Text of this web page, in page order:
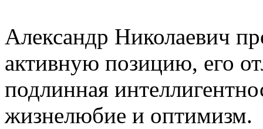
Александр Николаевич
активную позицию, его
подлинная
жизнелюбие и оптимизм.